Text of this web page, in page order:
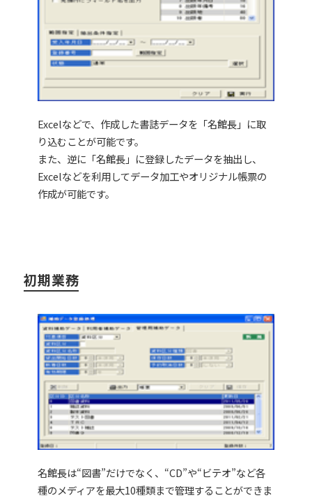
Excelなどで、作成した書誌データを「名館長」に取
り込むことが可能です。
また、逆に「名館長」に登録したデータを抽出し、
Excelなどを利用してデータ加工やオリジナル帳票の
作成が可能です。
初期業務
名館長は“図書”だけでなく、“CD”や“ビテオ”など各
種のメディアを最大10種類まで管理することができま